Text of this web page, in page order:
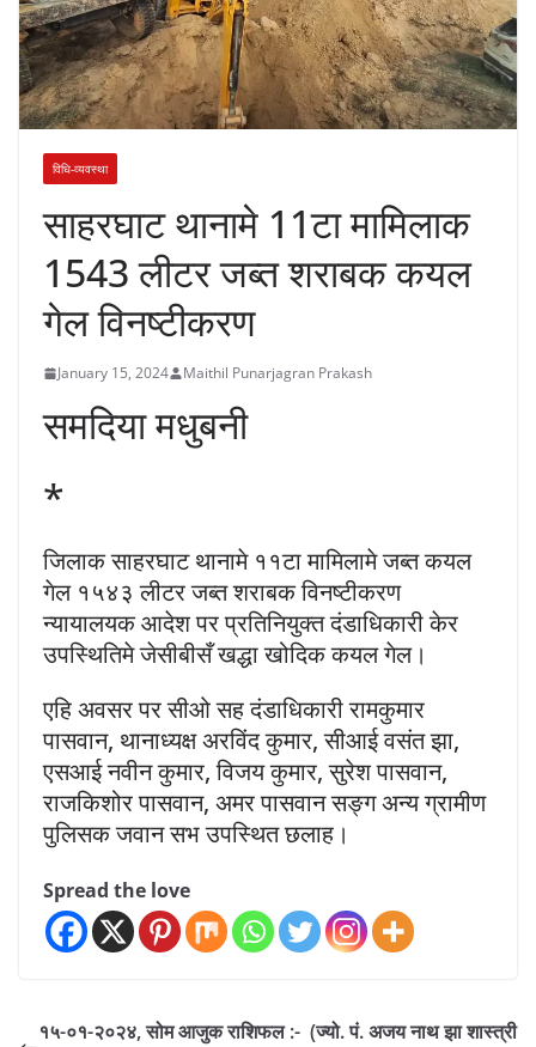
विधि-व्यवस्था
साहरघाट थानामे 11टा मामिलाक
1543 लीटर जब्त शराबक कयल
गेल विनष्टीकरण
January 15, 2024 Maithil Punarjagran Prakash
समदिया मधुबनी
*
जिलाक साहरघाट थानामे ११टा मामिलामे जब्त कयल
गेल १५४३ लीटर जब्त शराबक विनष्टीकरण
न्यायालयक आदेश पर प्रतिनियुक्त दंडाधिकारी केर
उपस्थितिमे जेसीबीसँ खद्धा खोदिक कयल गेल।
एहि अवसर पर सीओ सह दंडाधिकारी रामकुमार
पासवान, थानाध्यक्ष अरविंद कुमार, सीआई वसंत झा,
एसआई नवीन कुमार, विजय कुमार, सुरेश पासवान,
राजकिशोर पासवान, अमर पासवान सङ्ग अन्य ग्रामीण
पुलिसक जवान सभ उपस्थित छलाह।
Spread the love
१५-०१-२०२४, सोम आजुक राशिफल :- (ज्यो. पं. अजय नाथ झा शास्त्री